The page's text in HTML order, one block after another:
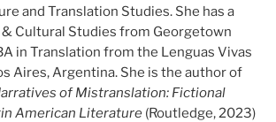
and Translation Studies. She has a
Cultural Studies from Georgetown
in Translation from the Lenguas Vivas
Aires, Argentina. She is the author of
of Mistranslation: Fictional
American Literature (Routledge, 2023)